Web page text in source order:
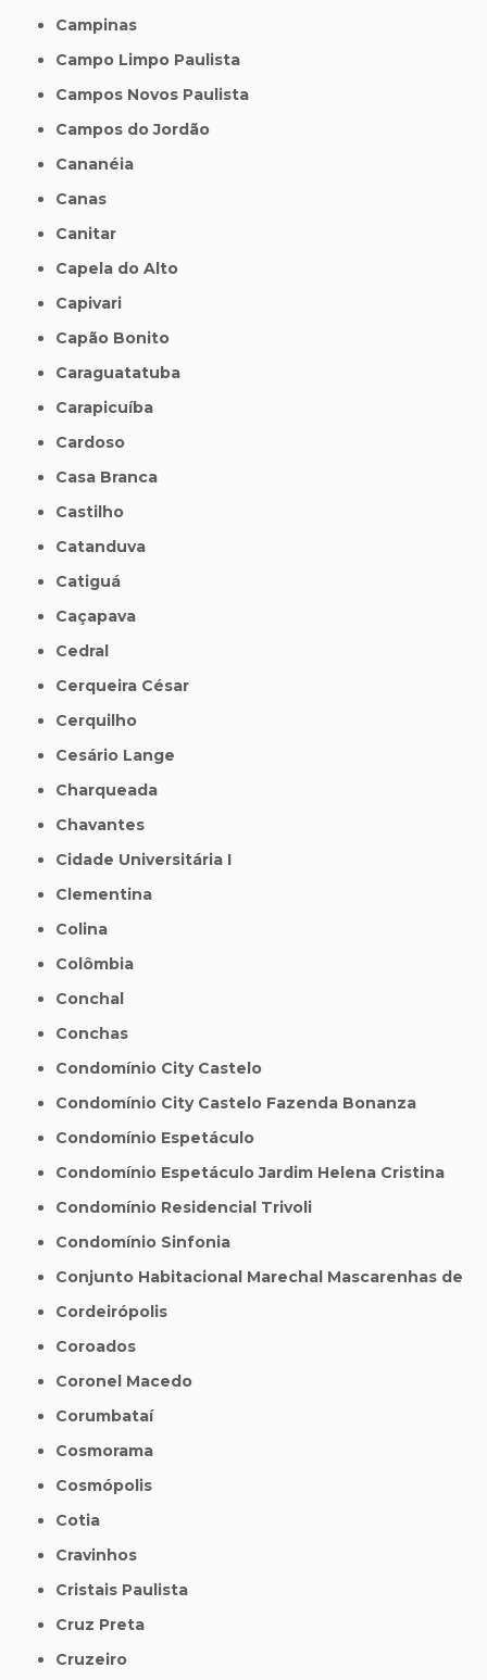
Campinas
Campo Limpo Paulista
Campos Novos Paulista
Campos do Jordão
Cananéia
Canas
Canitar
Capela do Alto
Capivari
Capão Bonito
Caraguatatuba
Carapicuíba
Cardoso
Casa Branca
Castilho
Catanduva
Catiguá
Caçapava
Cedral
Cerqueira César
Cerquilho
Cesário Lange
Charqueada
Chavantes
Cidade Universitária I
Clementina
Colina
Colômbia
Conchal
Conchas
Condomínio City Castelo
Condomínio City Castelo Fazenda Bonanza
Condomínio Espetáculo
Condomínio Espetáculo Jardim Helena Cristina
Condomínio Residencial Trivoli
Condomínio Sinfonia
Conjunto Habitacional Marechal Mascarenhas de
Cordeirópolis
Coroados
Coronel Macedo
Corumbataí
Cosmorama
Cosmópolis
Cotia
Cravinhos
Cristais Paulista
Cruz Preta
Cruzeiro